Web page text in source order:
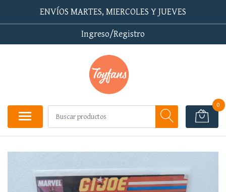
ENVÍOS MARTES, MIERCOLES Y JUEVES
Ingreso/Registro
0